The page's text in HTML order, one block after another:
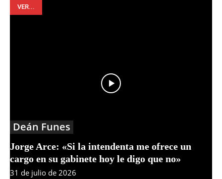
VER...
Deán Funes
Jorge Arce: «Si la intendenta me ofrece un
cargo en su gabinete hoy le digo que no»
31 de julio de 2026